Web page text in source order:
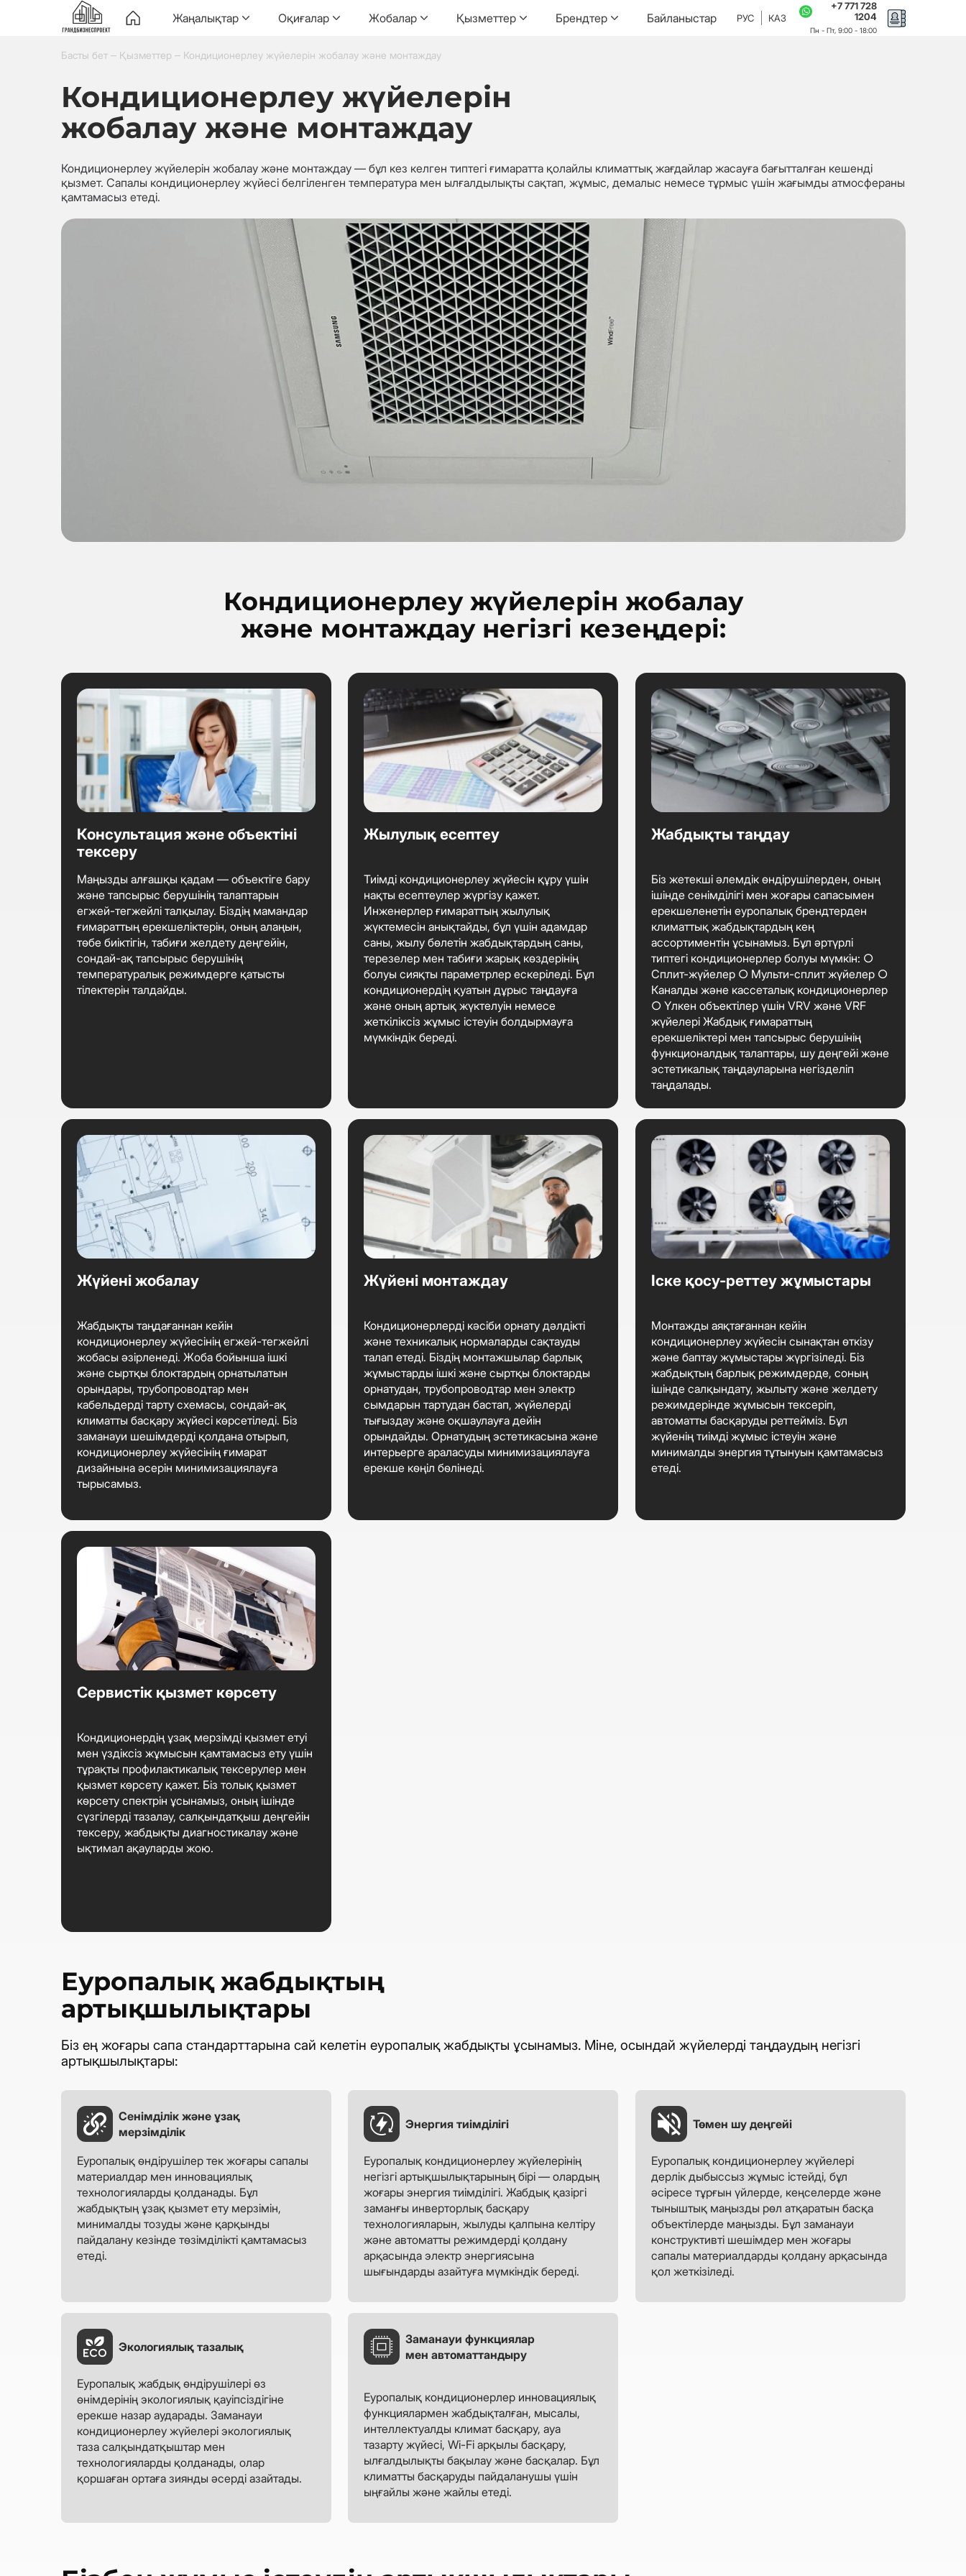
Жаңалықтар Оқиғалар Жобалар Қызметтер Брендтер Байланыстар РУС КАЗ
+7 771 728
1204
Басты бет – Қызметтер – Кондиционерлеу жүйелерін жобалау және монтаждау
Кондиционерлеу жүйелерін
жобалау және монтаждау
Кондиционерлеу жүйелерін жобалау және монтаждау — бұл кез келген типтегі ғимаратта қолайлы климаттық жағдайлар жасауға бағытталған кешенді
қызмет. Сапалы кондиционерлеу жүйесі белгіленген температура мен ылғалдылықты сақтап, жұмыс, демалыс немесе тұрмыс үшін жағымды атмосфераны
қамтамасыз етеді.
Кондиционерлеу жүйелерін жобалау
және монтаждау негізгі кезеңдері:
Консультация және объектіні
тексеру
Маңызды алғашқы қадам — объектіге бару
және тапсырыс берушінің талаптарын
егжей-тегжейлі талқылау. Біздің мамандар
ғимараттың ерекшеліктерін, оның алаңын,
төбе биіктігін, табиғи желдету деңгейін,
сондай-ақ тапсырыс берушінің
температуралық режимдерге қатысты
тілектерін талдайды.
Жылулық есептеу
Тиімді кондиционерлеу жүйесін құру үшін
нақты есептеулер жүргізу қажет.
Инженерлер ғимараттың жылулық
жүктемесін анықтайды, бұл үшін адамдар
саны, жылу бөлетін жабдықтардың саны,
терезелер мен табиғи жарық көздерінің
болуы сияқты параметрлер ескеріледі. Бұл
кондиционердің қуатын дұрыс таңдауға
және оның артық жүктелуін немесе
жеткіліксіз жұмыс істеуін болдырмауға
мүмкіндік береді.
Жабдықты таңдау
Біз жетекші әлемдік өндірушілерден, оның
ішінде сенімділігі мен жоғары сапасымен
ерекшеленетін еуропалық брендтерден
климаттық жабдықтардың кең
ассортиментін ұсынамыз. Бұл әртүрлі
типтегі кондиционерлер болуы мүмкін: ○
Сплит-жүйелер ○ Мульти-сплит жүйелер ○
Каналды және кассеталық кондиционерлер
○ Үлкен объектілер үшін VRV және VRF
жүйелері Жабдық ғимараттың
ерекшеліктері мен тапсырыс берушінің
функционалдық талаптары, шу деңгейі және
эстетикалық таңдауларына негізделіп
таңдалады.
Жүйені жобалау
Жабдықты таңдағаннан кейін
кондиционерлеу жүйесінің егжей-тегжейлі
жобасы әзірленеді. Жоба бойынша ішкі
және сыртқы блоктардың орнатылатын
орындары, трубопроводтар мен
кабельдерді тарту схемасы, сондай-ақ
климатты басқару жүйесі көрсетіледі. Біз
заманауи шешімдерді қолдана отырып,
кондиционерлеу жүйесінің ғимарат
дизайнына әсерін минимизациялауға
тырысамыз.
Жүйені монтаждау
Кондиционерлерді кәсіби орнату дәлдікті
және техникалық нормаларды сақтауды
талап етеді. Біздің монтажшылар барлық
жұмыстарды ішкі және сыртқы блоктарды
орнатудан, трубопроводтар мен электр
сымдарын тартудан бастап, жүйелерді
тығыздау және оқшаулауға дейін
орындайды. Орнатудың эстетикасына және
интерьерге араласуды минимизациялауға
ерекше көңіл бөлінеді.
Іске қосу-реттеу жұмыстары
Монтажды аяқтағаннан кейін
кондиционерлеу жүйесін сынақтан өткізу
және баптау жұмыстары жүргізіледі. Біз
жабдықтың барлық режимдерде, соның
ішінде салқындату, жылыту және желдету
режимдерінде жұмысын тексеріп,
автоматты басқаруды реттейміз. Бұл
жүйенің тиімді жұмыс істеуін және
минималды энергия тұтынуын қамтамасыз
етеді.
Сервистік қызмет көрсету
Кондиционердің ұзақ мерзімді қызмет етуі
мен үздіксіз жұмысын қамтамасыз ету үшін
тұрақты профилактикалық тексерулер мен
қызмет көрсету қажет. Біз толық қызмет
көрсету спектрін ұсынамыз, оның ішінде
сүзгілерді тазалау, салқындатқыш деңгейін
тексеру, жабдықты диагностикалау және
ықтимал ақауларды жою.
Еуропалық жабдықтың
артықшылықтары
Біз ең жоғары сапа стандарттарына сай келетін еуропалық жабдықты ұсынамыз. Міне, осындай жүйелерді таңдаудың негізгі
артықшылықтары:
Сенімділік және ұзақ
мерзімділік
Еуропалық өндірушілер тек жоғары сапалы
материалдар мен инновациялық
технологияларды қолданады. Бұл
жабдықтың ұзақ қызмет ету мерзімін,
минималды тозуды және қарқынды
пайдалану кезінде төзімділікті қамтамасыз
етеді.
Энергия тиімділігі
Еуропалық кондиционерлеу жүйелерінің
негізгі артықшылықтарының бірі — олардың
жоғары энергия тиімділігі. Жабдық қазіргі
заманғы инверторлық басқару
технологияларын, жылуды қалпына келтіру
және автоматты режимдерді қолдану
арқасында электр энергиясына
шығындарды азайтуға мүмкіндік береді.
Төмен шу деңгейі
Еуропалық кондиционерлеу жүйелері
дерлік дыбыссыз жұмыс істейді, бұл
әсіресе тұрғын үйлерде, кеңселерде және
тыныштық маңызды рөл атқаратын басқа
объектілерде маңызды. Бұл заманауи
конструктивті шешімдер мен жоғары
сапалы материалдарды қолдану арқасында
қол жеткізіледі.
Экологиялық тазалық
Еуропалық жабдық өндірушілері өз
өнімдерінің экологиялық қауіпсіздігіне
ерекше назар аударады. Заманауи
кондиционерлеу жүйелері экологиялық
таза салқындатқыштар мен
технологияларды қолданады, олар
қоршаған ортаға зиянды әсерді азайтады.
Заманауи функциялар
мен автоматтандыру
Еуропалық кондиционерлер инновациялық
функциялармен жабдықталған, мысалы,
интеллектуалды климат басқару, ауа
тазарту жүйесі, Wi-Fi арқылы басқару,
ылғалдылықты бақылау және басқалар. Бұл
климатты басқаруды пайдаланушы үшін
ыңғайлы және жайлы етеді.